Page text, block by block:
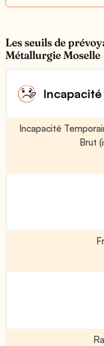
Les seuils de
Métallurgie Moselle
Incapacité
Brut